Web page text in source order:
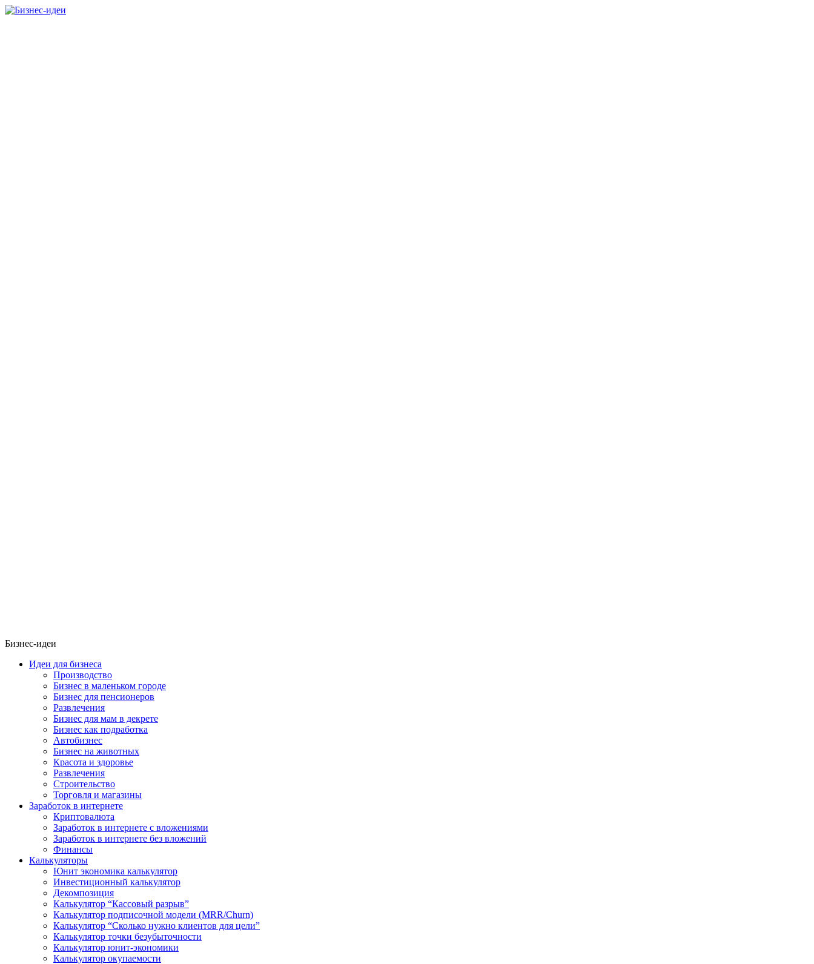
Бизнес-идеи
Идеи для бизнеса
Производство
Бизнес в маленьком городе
Бизнес для пенсионеров
Развлечения
Бизнес для мам в декрете
Бизнес как подработка
Автобизнес
Бизнес на животных
Красота и здоровье
Развлечения
Строительство
Торговля и магазины
Заработок в интернете
Криптовалюта
Заработок в интернете c вложениями
Заработок в интернете без вложений
Финансы
Калькуляторы
Юнит экономика калькулятор
Инвестиционный калькулятор
Декомпозиция
Калькулятор “Кассовый разрыв”
Калькулятор подписочной модели (MRR/Churn)
Калькулятор “Сколько нужно клиентов для цели”
Калькулятор точки безубыточности
Калькулятор юнит-экономики
Калькулятор окупаемости